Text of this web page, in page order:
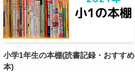
小学1年生の本棚(読書記録・おすすめ
本)